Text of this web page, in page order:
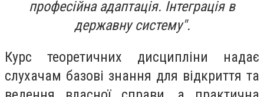
професійна адаптація. Інтеграція в
державну систему".
Курс теоретичних дисципліни надає
слухачам базові знання для відкриття та